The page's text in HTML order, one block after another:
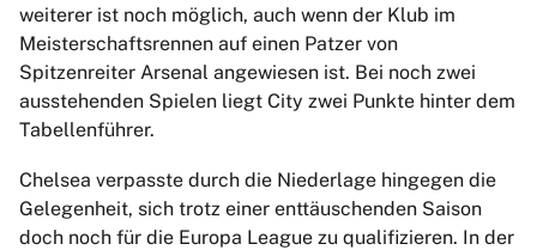
weiterer ist noch möglich, auch wenn der Klub im
Meisterschaftsrennen auf einen Patzer von
Spitzenreiter Arsenal angewiesen ist. Bei noch zwei
ausstehenden Spielen liegt City zwei Punkte hinter dem
Tabellenführer.
Chelsea verpasste durch die Niederlage hingegen die
Gelegenheit, sich trotz einer enttäuschenden Saison
doch noch für die Europa League zu qualifizieren. In der